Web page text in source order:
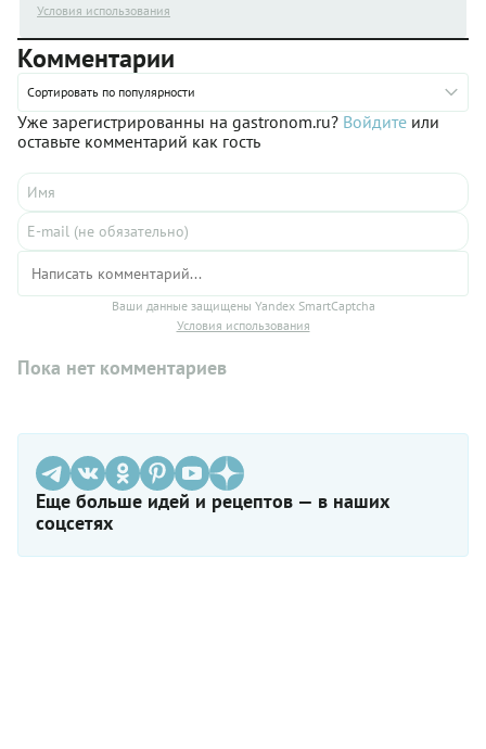
Условия использования
Комментарии
Сортировать по популярности
Уже зарегистрированны на gastronom.ru? Войдите или
оставьте комментарий как гость
Ваши данные защищены Yandex SmartCaptcha
Условия использования
Пока нет комментариев
Еще больше идей и рецептов — в наших
соцсетях